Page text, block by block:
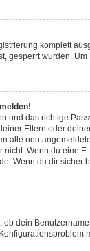
komplett
gesperrt wurden.
und das richtige
Eltern oder
alle neu
Wenn du eine
Wenn du dir
dein